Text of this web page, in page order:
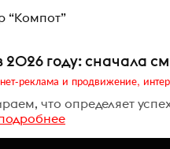
“Компот”
2026 году: сначала
что определяет